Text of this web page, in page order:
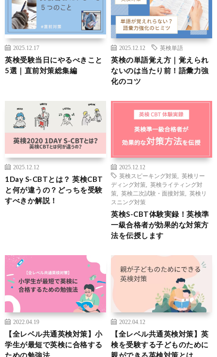
2025.12.17
英検受験当日にやるべきこと
5選｜直前対策総集編
2025.12.12 英検単語
英検の単語覚え方｜覚えられ
ないのは当たり前！語彙力強
化のコツ
2025.12.12
1Day S-CBTとは？ 英検CBT
と何が違うの？どっちを受験
すべきか解説！
2025.12.12
英検スピーキング対策
英検リー
ディング対策
英検ライティング対
策
英検二次試験・面接対策
英検リ
スニング対策
英検S-CBT体験実録！英検準
一級合格者が効果的な対策方
法を伝授します
2022.04.19
【全レベル共通英検対策】小
学生が最短で英検に合格する
ための勉強法
2022.04.12
【全レベル共通英検対策】英
検を受験する子どものために
親ができる英検対策とは